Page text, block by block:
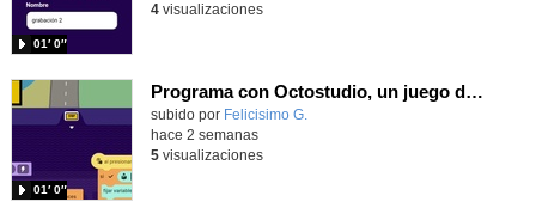
01′ 0″
4visualizaciones
Programa con Octostudio, un juego de Educación Víal cruzando un paso de cebra.
Contenido educativo.
subido por Felicisimo G.
01′ 0″
hace 2 semanas
5visualizaciones